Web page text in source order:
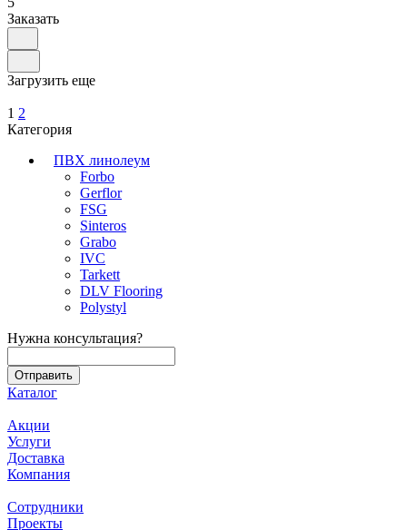
Заказать
Загрузить еще
1 2
Категория
ПВХ линолеум
Forbo
Gerflor
FSG
Sinteros
Grabo
IVC
Tarkett
DLV Flooring
Polystyl
Нужна консультация?
Каталог
Акции
Услуги
Доставка
Компания
Сотрудники
Проекты